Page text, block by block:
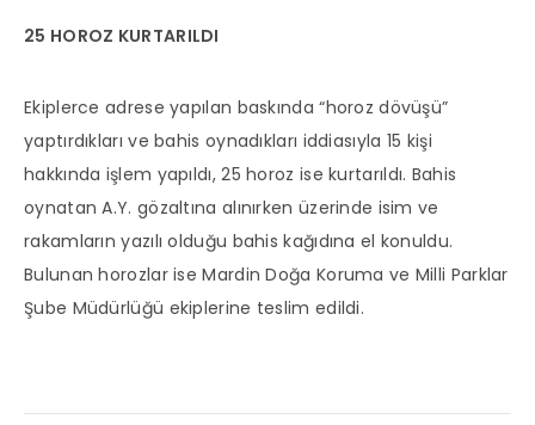
25 HOROZ KURTARILDI
Ekiplerce adrese yapılan baskında “horoz dövüşü”
yaptırdıkları ve bahis oynadıkları iddiasıyla 15 kişi
hakkında işlem yapıldı, 25 horoz ise kurtarıldı. Bahis
oynatan A.Y. gözaltına alınırken üzerinde isim ve
rakamların yazılı olduğu bahis kağıdına el konuldu.
Bulunan horozlar ise Mardin Doğa Koruma ve Milli Parklar
Şube Müdürlüğü ekiplerine teslim edildi.